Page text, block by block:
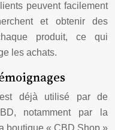
peuvent facilement
et obtenir des
produit, ce qui
les achats.
déjà utilisé par de
notamment par la
boutique « CBD Shop »